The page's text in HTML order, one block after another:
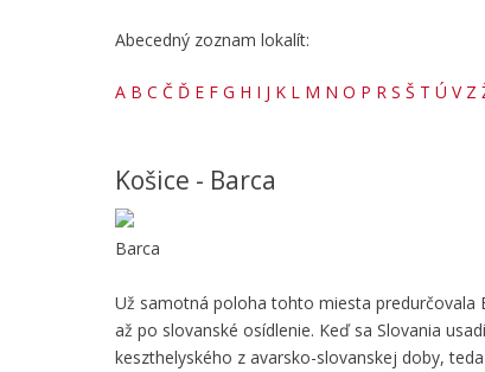
Abecedný zoznam lokalít:
A B C Č Ď E F G H I J K L M N O P R S Š T Ú V Z
Košice - Barca
Barca
Už samotná poloha tohto miesta predurčovala
až po slovanské osídlenie. Keď sa Slovania
keszthelyského z avarsko-slovanskej doby,